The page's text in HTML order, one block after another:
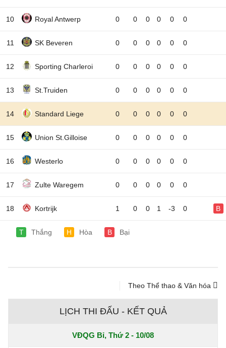
10 Royal Antwerp 0 0 0 0 0 0
11 SK Beveren 0 0 0 0 0 0
12 Sporting Charleroi 0 0 0 0 0 0
13 St.Truiden 0 0 0 0 0 0
14 Standard Liege 0 0 0 0 0 0
15 Union St.Gilloise 0 0 0 0 0 0
16 Westerlo 0 0 0 0 0 0
17 Zulte Waregem 0 0 0 0 0 0
18 Kortrijk 1 0 0 1 -3 0 B
T Thắng H Hòa B Bại
Theo Thể thao & Văn hóa
LỊCH THI ĐẤU - KẾT QUẢ
VĐQG Bỉ, Thứ 2 - 10/08